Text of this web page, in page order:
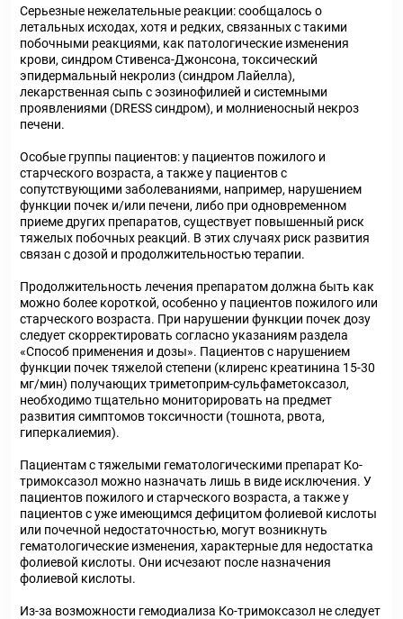
Серьезные нежелательные реакции: сообщалось о
летальных исходах, хотя и редких, связанных с такими
побочными реакциями, как патологические изменения
крови, синдром Стивенса-Джонсона, токсический
эпидермальный некролиз (синдром Лайелла),
лекарственная сыпь с эозинофилией и системными
проявлениями (DRESS синдром), и молниеносный некроз
печени.
Особые группы пациентов: у пациентов пожилого и
старческого возраста, а также у пациентов с
сопутствующими заболеваниями, например, нарушением
функции почек и/или печени, либо при одновременном
приеме других препаратов, существует повышенный риск
тяжелых побочных реакций. В этих случаях риск развития
связан с дозой и продолжительностью терапии.
Продолжительность лечения препаратом должна быть как
можно более короткой, особенно у пациентов пожилого или
старческого возраста. При нарушении функции почек дозу
следует скорректировать согласно указаниям раздела
«Способ применения и дозы». Пациентов с нарушением
функции почек тяжелой степени (клиренс креатинина 15-30
мг/мин) получающих триметоприм-сульфаметоксазол,
необходимо тщательно мониторировать на предмет
развития симптомов токсичности (тошнота, рвота,
гиперкалиемия).
Пациентам с тяжелыми гематологическими препарат Ко-
тримоксазол можно назначать лишь в виде исключения. У
пациентов пожилого и старческого возраста, а также у
пациентов с уже имеющимся дефицитом фолиевой кислоты
или почечной недостаточностью, могут возникнуть
гематологические изменения, характерные для недостатка
фолиевой кислоты. Они исчезают после назначения
фолиевой кислоты.
Из-за возможности гемодиализа Ко-тримоксазол не следует